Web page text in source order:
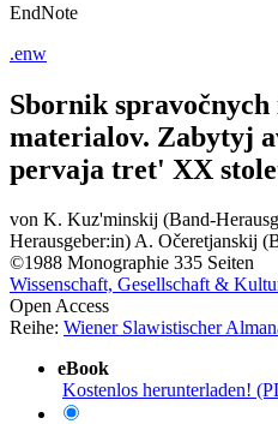
EndNote
.enw
Sbornik
materialov. Zabytyj
pervaja tret' XX
von K. Kuz'minskij (Band-
Herausgeber:in)A. Očeretjanskij
©1988 Monographie 335 Seiten
Wissenschaft, Gesellschaft &
Open Access
Reihe: Wiener Slawistischer
eBook
Kostenlos herunterladen!